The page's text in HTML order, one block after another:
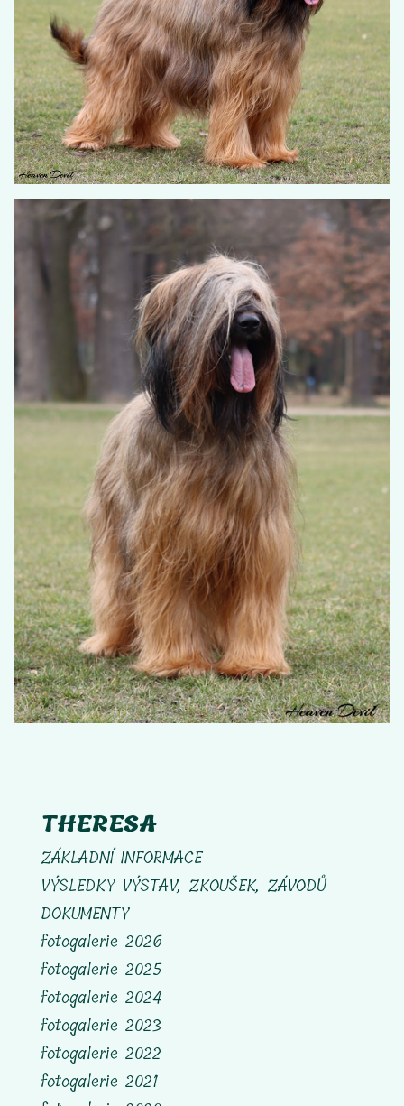
THERESA
ZÁKLADNÍ INFORMACE
VÝSLEDKY VÝSTAV, ZKOUŠEK, ZÁVODŮ
DOKUMENTY
fotogalerie 2026
fotogalerie 2025
fotogalerie 2024
fotogalerie 2023
fotogalerie 2022
fotogalerie 2021